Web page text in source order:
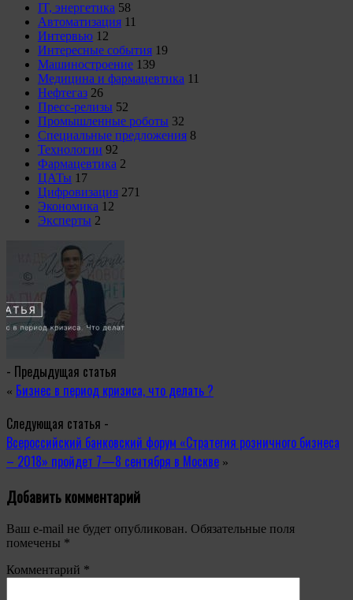
IT, энергетика 58
Автоматизация 11
Интервью 12
Интересные события 19
Машиностроение 139
Медицина и фармацевтика 11
Нефтегаз 26
Пресс-релизы 52
Промышленные роботы 32
Специальные предложения 8
Технологии 92
Фармацевтика 2
ЦАТы 17
Цифровизация 271
Экономика 12
Эксперты 2
- Предыдущая статья
« Бизнес в период кризиса, что делать ?
Следующая статья -
Всероссийский банковский форум «Стратегия розничного бизнеса
– 2018» пройдет 7—8 сентября в Москве »
Добавить комментарий
Ваш e-mail не будет опубликован. Обязательные поля
помечены *
Комментарий *